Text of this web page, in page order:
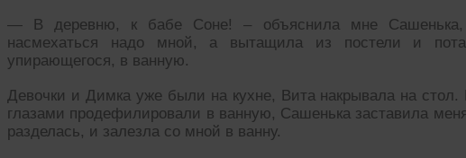
— В деревню, к бабе Соне! – объяснила мне
насмехаться надо мной, а вытащила из постели и
упирающегося, в ванную.
Девочки и Димка уже были на кухне, Вита накрывала на
глазами продефилировали в ванную, Сашенька заставила
разделась, и залезла со мной в ванну.